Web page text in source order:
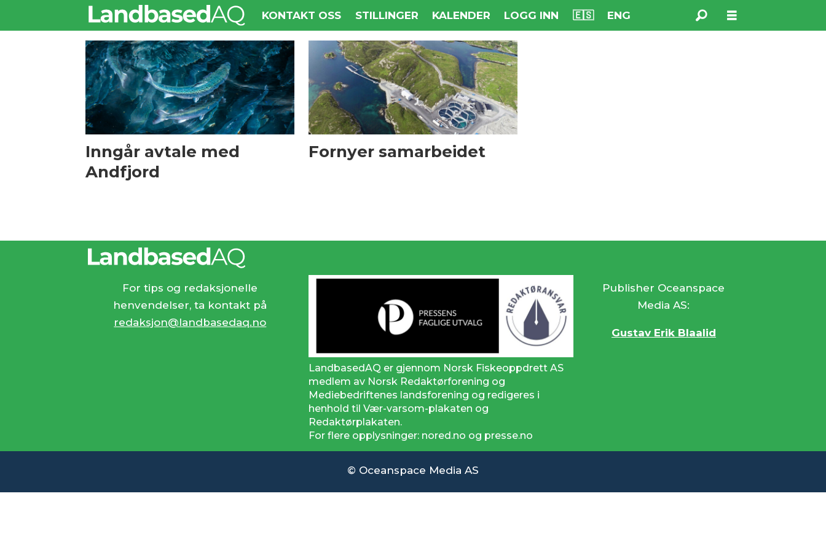
KONTAKT OSS STILLINGER KALENDER LOGG INN 🇪🇸 ENG
wellfish
Inngår avtale med
Andfjord
Fornyer samarbeidet
For tips og redaksjonelle
henvendelser, ta kontakt på
redaksjon@landbasedaq.no
LandbasedAQ er gjennom Norsk Fiskeoppdrett AS
medlem av Norsk Redaktørforening og
Mediebedriftenes landsforening og redigeres i
henhold til Vær-varsom-plakaten og
Redaktørplakaten.
For flere opplysninger: nored.no og presse.no
Publisher Oceanspace
Media AS:
Gustav Erik Blaalid
© Oceanspace Media AS